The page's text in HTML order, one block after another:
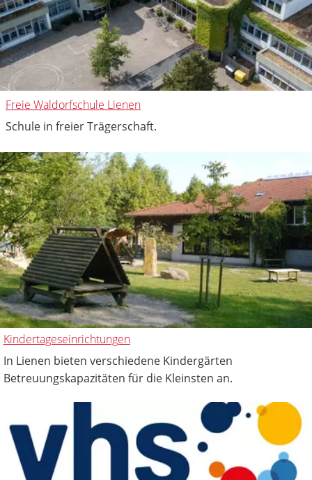
Freie Waldorfschule Lienen
Schule in freier Trägerschaft.
Kindertageseinrichtungen
In Lienen bieten verschiedene Kindergärten
Betreuungskapazitäten für die Kleinsten an.